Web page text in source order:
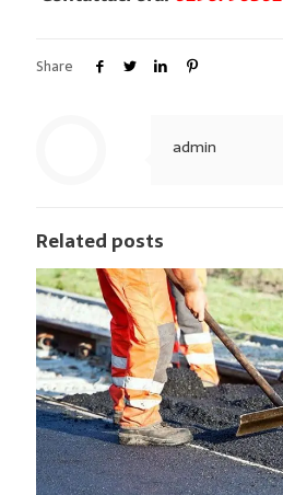
Share
admin
Related posts